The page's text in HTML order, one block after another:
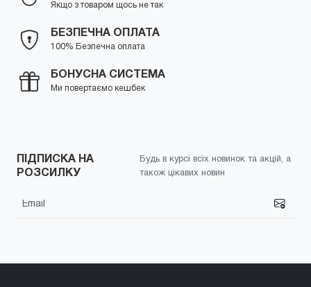
Якщо з товаром щось не так
БЕЗПЕЧНА ОПЛАТА
100% Безпечна оплата
БОНУСНА СИСТЕМА
Ми повертаємо кешбек
ПІДПИСКА НА
РОЗСИЛКУ
Будь в курсі всіх новинок та акцій, а
також цікавих новин